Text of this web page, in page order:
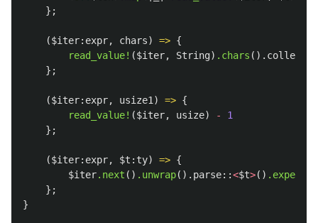
};
($iter:expr, chars) => {
read_value! ($iter, String) .chars () .collect
};
($iter:expr, usize1 ) => {
read_value! ($iter, usize) -
1
};
($iter:expr, $t:ty) => {
$iter.next () .unwrap() .parse::<$t>() .expect
};
}